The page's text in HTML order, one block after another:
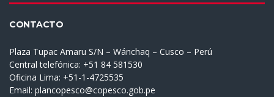
CONTACTO
Plaza Tupac Amaru S/N – Wánchaq – Cusco – Perú
Central telefónica: +51 84 581530
Oficina Lima: +51-1-4725535
Email: plancopesco@copesco.gob.pe